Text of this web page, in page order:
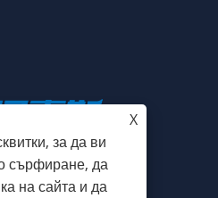
X
за да ви
сърфиране, да
на сайта и да